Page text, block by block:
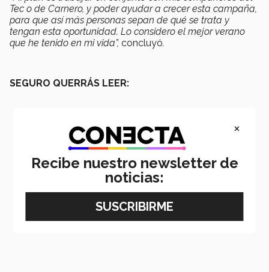
Tec o de Carnero, y poder ayudar a crecer esta campaña,
para que así más personas sepan de qué se trata y
tengan esta oportunidad. Lo considero el mejor verano
que he tenido en mi vida”, concluyó.
SEGURO QUERRÁS LEER:
×
Recibe nuestro newsletter de
noticias: